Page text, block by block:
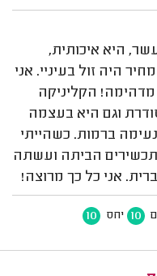
היא איכותית,
היה זול בעיניי. אני
הקליניקה
וגם היא בעצמה
ברמות. כשהייתי
תכשירים הביתה ועשתה
אני כל כך מרוצה!
10 יחס 10